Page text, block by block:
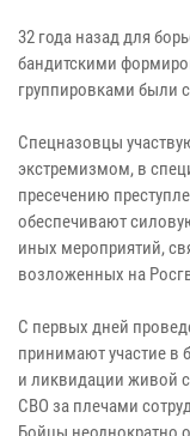
32 года назад для
бандитскими
группировками были
Спецназовцы
экстремизмом, в
пресечению
обеспечивают
иных мероприятий,
возложенных на
​​​​​​​С первых дней
принимают участие в
и ликвидации живой
СВО за плечами